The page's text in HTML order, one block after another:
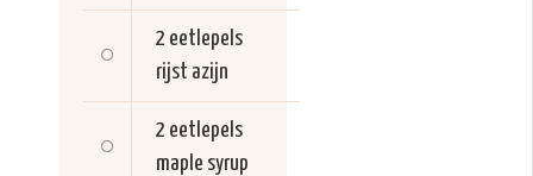
2 eetlepels
rijst azijn
2 eetlepels
maple syrup